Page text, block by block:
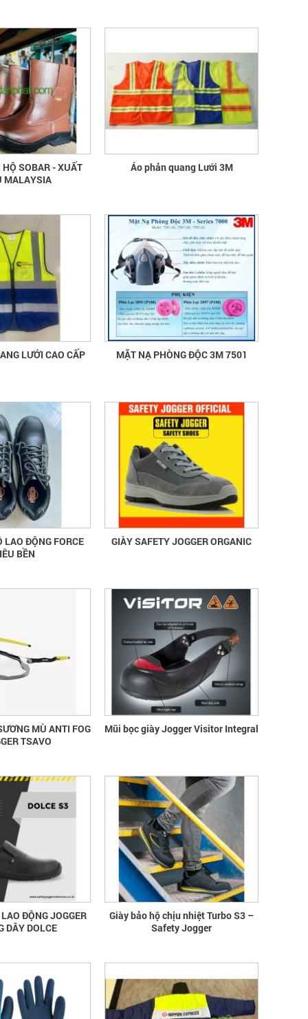
Truyền thông viên nguồn về AT-
bao ho lao dong - Khóa tập huấn
Truyền thông viên nguồn về AT-VSLĐ
quần áo bảo hộ - Hội nghị Mạng
thông tin quốc gia về ATVSLĐ lần
quần áo bảo hộ - Hội nghị Mạng thông
tin quốc gia về ATVSLĐ lần thứ 16
mũ bảo hộ
Hướng dẫn chọn mua và sử dụng mũ
bảo hộ, nón bảo hộ
HỘ SOBAR - XUẤT
MALAYSIA
Áo phản quang Lưới 3M
QUANG LƯỚI CAO CẤP MẶT NẠ PHÒNG ĐỘC 3M 7501
LAO ĐỘNG FORCE
BỀN
GIÀY SAFETY JOGGER ORGANIC
MÙ ANTI FOG
TSAVO
Mũi bọc giày Jogger Visitor Integral
ĐỘNG JOGGER
DÂY DOLCE
Giày bảo hộ chịu nhiệt Turbo S3 –
Safety Jogger